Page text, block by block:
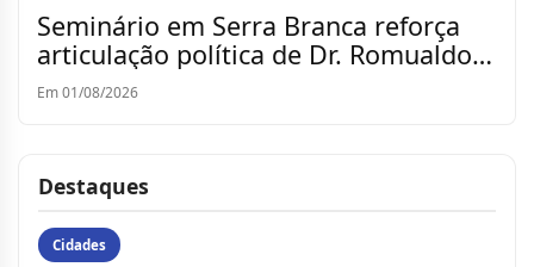
Seminário em Serra Branca reforça
articulação política de Dr. Romualdo
para a reeleição
Em 01/08/2026
Destaques
Cidades